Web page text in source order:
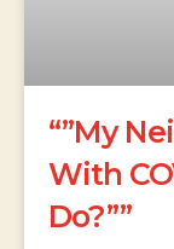
“”My
With
Do?””